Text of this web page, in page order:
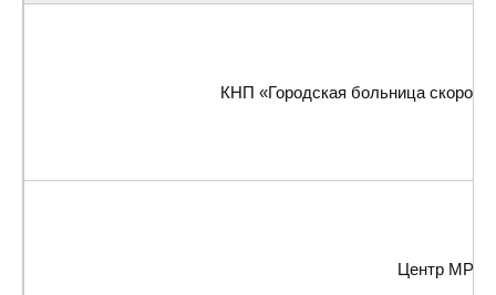
КНП «Городская больница скорой
Центр МРТ